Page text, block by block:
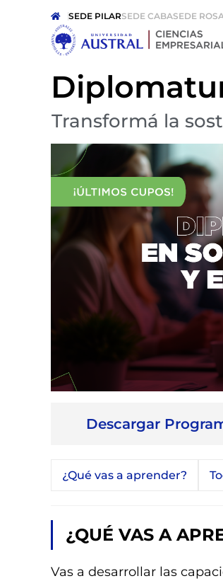
SEDE PILARSEDE CABASEDE
Transformá la
Descargar
¿Qué vas a aprender?
¿QUÉ VAS A
Vas a desarrollar las